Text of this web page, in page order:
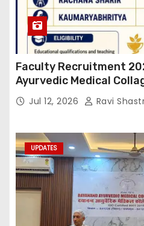
Faculty Recruitment
Ayurvedic Medical
Road ,Siwan
Jul 12, 2026 Ravi
UPDATES